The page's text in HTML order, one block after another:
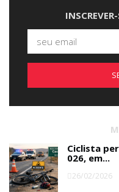
Ciclista
026, em...
26/02/2026